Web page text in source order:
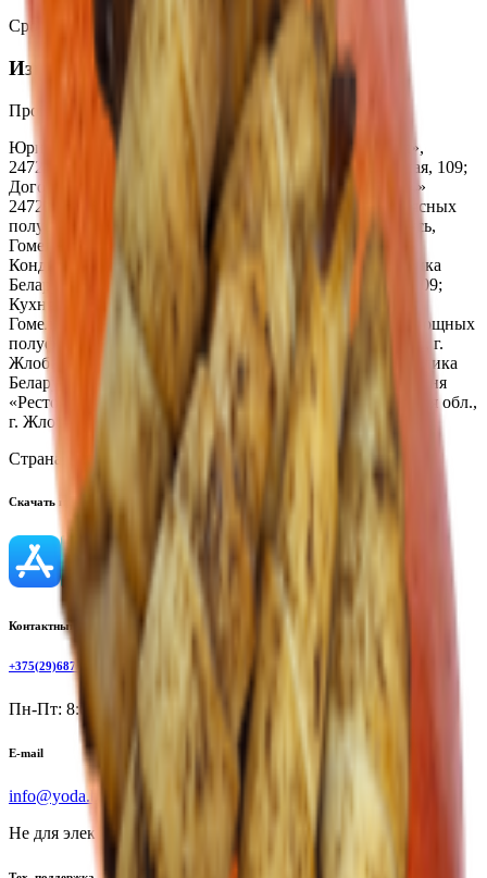
Срок годности 16 часов, упакованные - 36 часов
Изготовитель
Производитель:
ООО «Торговая сеть «Продмир»
Юридический адрес:
Кондитерский цех «Три желания»,
247210, Республика Беларусь, г. Жлобин, ул. Шоссейная, 109;
Доготовочный кондитерский цех «Мир продуктов №4»
247210, Республика Беларусь, ул. К.Маркса, 2г; Цех мясных
полуфабрикатов ТРЦ «3 Желания» Республика Беларусь,
Гомельская обл., г. Жлобин, ул. Шоссейная, 109;
Кондитерский цех ТРЦ «3 Желания», 247210, Республика
Беларусь. Гомельская обл., г. Жлобин, ул. Шоссейная, 109;
Кухня кафе-бистро «3 минуты», Республика Беларусь,
Гомельская обл., г. Жлобин, ул. Шоссейная, 109; Цех овощных
полуфабрикатов, Республика Беларусь, Гомельская обл., г.
Жлобин, ул. Шоссейная, 109; Кухня «Кафе ХЗ», Республика
Беларусь, Гомельская обл., г. Жлобин, мкр.18, д. 6А; Кухня
«Ресторан R&B Crash», Республика Беларусь, Гомельская обл.,
г. Жлобин, ул. Шоссейная, 109А
Страна производства:
Республика Беларусь
Скачать приложение
Контактный телефон
+375(29)6875999
Пн-Пт: 8:00 - 17:00
E-mail
info@yoda.by
Не для электронных обращений